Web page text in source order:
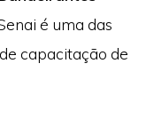
é uma das
capacitação de